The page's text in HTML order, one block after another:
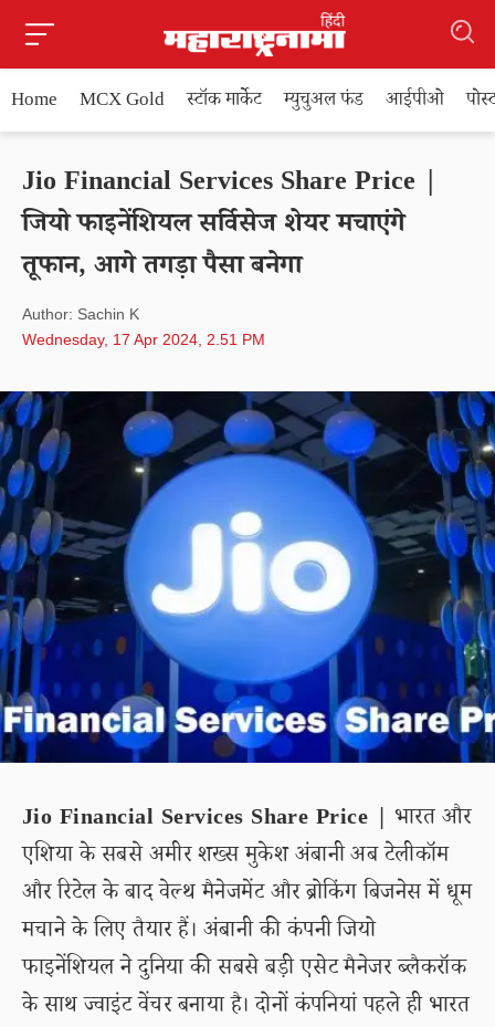
Home MCX Gold स्टॉक मार्केट म्युचुअल फंड आईपीओ
Jio Financial Services Share Price |
जियो फाइनेंशियल सर्विसेज शेयर मचाएंगे
तूफान, आगे तगड़ा पैसा बनेगा
Author: Sachin K
Wednesday, 17 Apr 2024, 2.51 PM
Jio Financial Services Share Price | भारत और
एशिया के सबसे अमीर शख्स मुकेश अंबानी अब टेलीकॉम
और रिटेल के बाद वेल्थ मैनेजमेंट और ब्रोकिंग बिजनेस में धूम
मचाने के लिए तैयार हैं। अंबानी की कंपनी जियो
फाइनेंशियल ने दुनिया की सबसे बड़ी एसेट मैनेजर ब्लैकरॉक
के साथ ज्वाइंट वेंचर बनाया है। दोनों कंपनियां पहले ही भारत